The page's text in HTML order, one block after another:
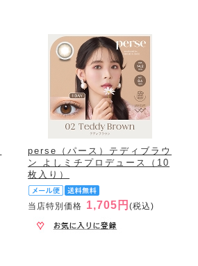
perse（パース）テディブラウ
ン よしミチプロデュース（10
枚入り）
当店特別価格 1,705円(税込)